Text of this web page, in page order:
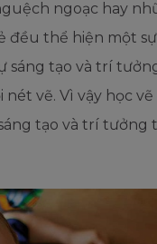
ngoạc hay
đều thể hiện một sự
sáng tạo và trí
nét vẽ. Vì vậy học
tạo và trí tưởng